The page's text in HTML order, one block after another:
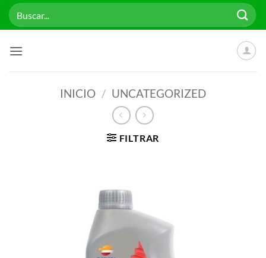
Saltar
Buscar
por:
INICIO / UNCATEGORIZED
FILTRAR